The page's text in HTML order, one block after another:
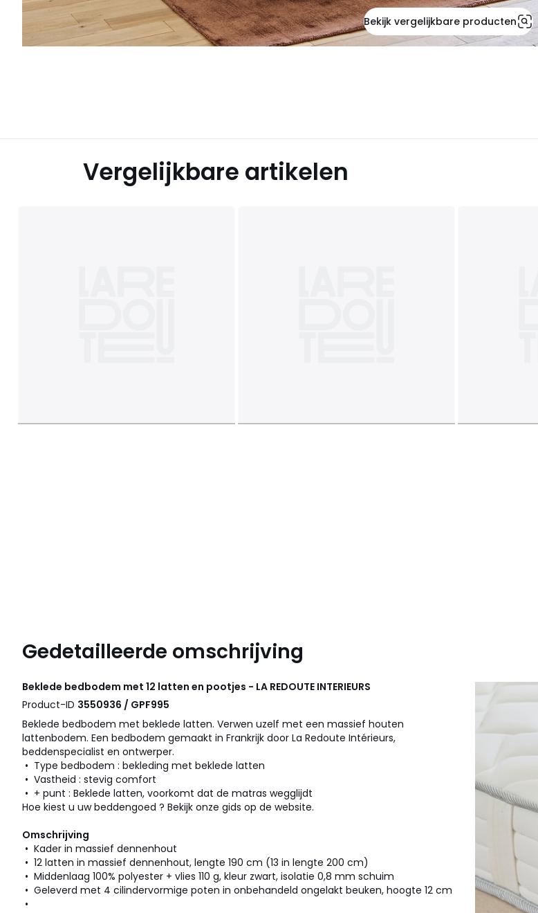
Bekijk vergelijkbare producten
Vergelijkbare artikelen
Gedetailleerde omschrijving
Beklede bedbodem met 12 latten en pootjes - LA REDOUTE INTERIEURS
Product-ID 3550936 / GPF995
Beklede bedbodem met beklede latten. Verwen uzelf met een massief houten
lattenbodem. Een bedbodem gemaakt in Frankrijk door La Redoute Intérieurs,
beddenspecialist en ontwerper.
• Type bedbodem : bekleding met beklede latten
• Vastheid : stevig comfort
• + punt : Beklede latten, voorkomt dat de matras wegglijdt
Hoe kiest u uw beddengoed ? Bekijk onze gids op de website.
Omschrijving
• Kader in massief dennenhout
• 12 latten in massief dennenhout, lengte 190 cm (13 in lengte 200 cm)
• Middenlaag 100% polyester + vlies 110 g, kleur zwart, isolatie 0,8 mm schuim
• Geleverd met 4 cilindervormige poten in onbehandeld ongelakt beuken, hoogte 12 cm
•